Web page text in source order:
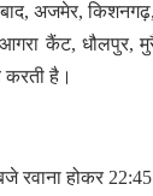
अजमेर,
कैंट, धौलपुर,
करती है।
रवाना होकर